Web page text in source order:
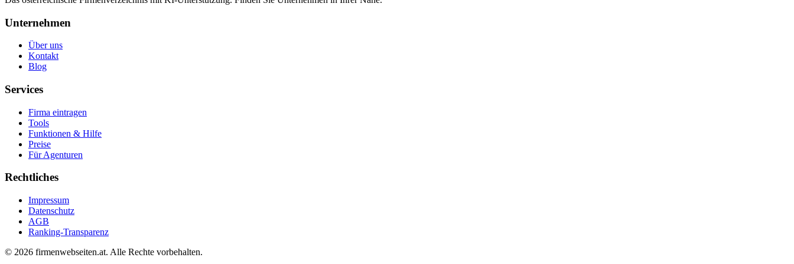
Unternehmen
Über uns
Kontakt
Blog
Services
Firma eintragen
Tools
Funktionen & Hilfe
Preise
Für Agenturen
Rechtliches
Impressum
Datenschutz
AGB
Ranking-Transparenz
© 2026 firmenwebseiten.at. Alle Rechte vorbehalten.